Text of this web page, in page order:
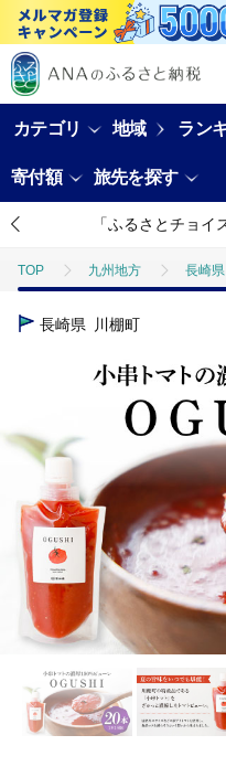
カテゴリ 地域 ラン
寄付額 旅先を探す
「ふるさとチョ
TOP 九州地方 長崎県
TOP
加工食品 調味料
長崎県 川棚町